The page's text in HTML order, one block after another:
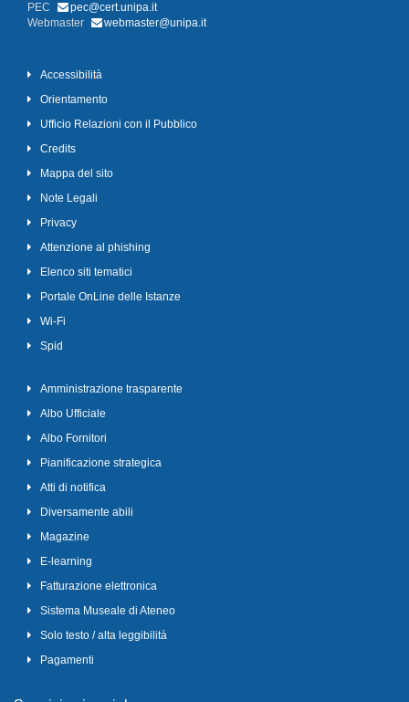
PEC
pec@cert.unipa.it
Webmaster
webmaster@unipa.it
Accessibilità
Orientamento
Ufficio Relazioni con il Pubblico
Credits
Mappa del sito
Note Legali
Privacy
Attenzione al phishing
Elenco siti tematici
Portale OnLine delle Istanze
Wi-Fi
Spid
Amministrazione trasparente
Albo Ufficiale
Albo Fornitori
Pianificazione strategica
Atti di notifica
Diversamente abili
Magazine
E-learning
Fatturazione elettronica
Sistema Museale di Ateneo
Solo testo / alta leggibilità
Pagamenti